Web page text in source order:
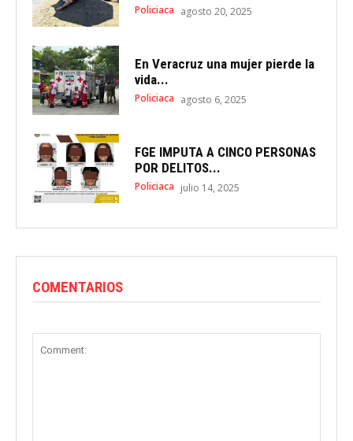
Policiaca agosto 20, 2025
En Veracruz una mujer pierde la
vida...
Policiaca agosto 6, 2025
FGE IMPUTA A CINCO PERSONAS
POR DELITOS...
Policiaca julio 14, 2025
COMENTARIOS